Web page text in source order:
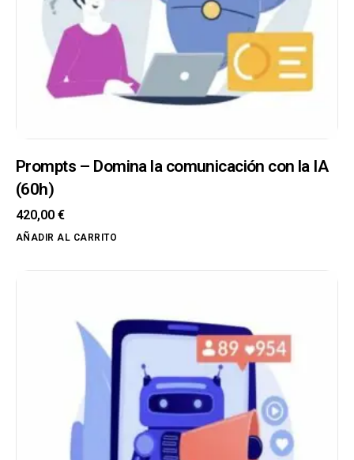
Prompts – Domina la comunicación con la IA
(60h)
420,00 €
AÑADIR AL CARRITO